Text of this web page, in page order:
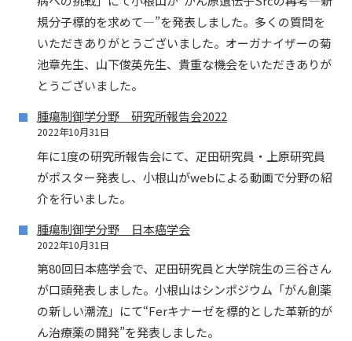
規分子標的を求めて―”を発表しました。多くの質問を
いただきありがとうございました。オーガナイザーの菊
池章先生、山下俊英先生、貴重な機会をいただきありが
とうございました。
腫瘍制御学分野 研究所報告会2022
2022年10月31日
年に1度の研究所報告会にて、疋田研究員・上原研究員
がポスター発表し、小根山がwebによる動画で分野の紹
介を行いました。
腫瘍制御学分野 日本癌学会
2022年10月31日
第80回日本癌学会で、疋田研究員と大学院生の三谷さん
が口頭発表しました。小根山はシンポジウム「がん創薬
の新しい潮流」にて“Ferキナーゼを標的とした革新的が
ん治療薬の開発”を発表しました。